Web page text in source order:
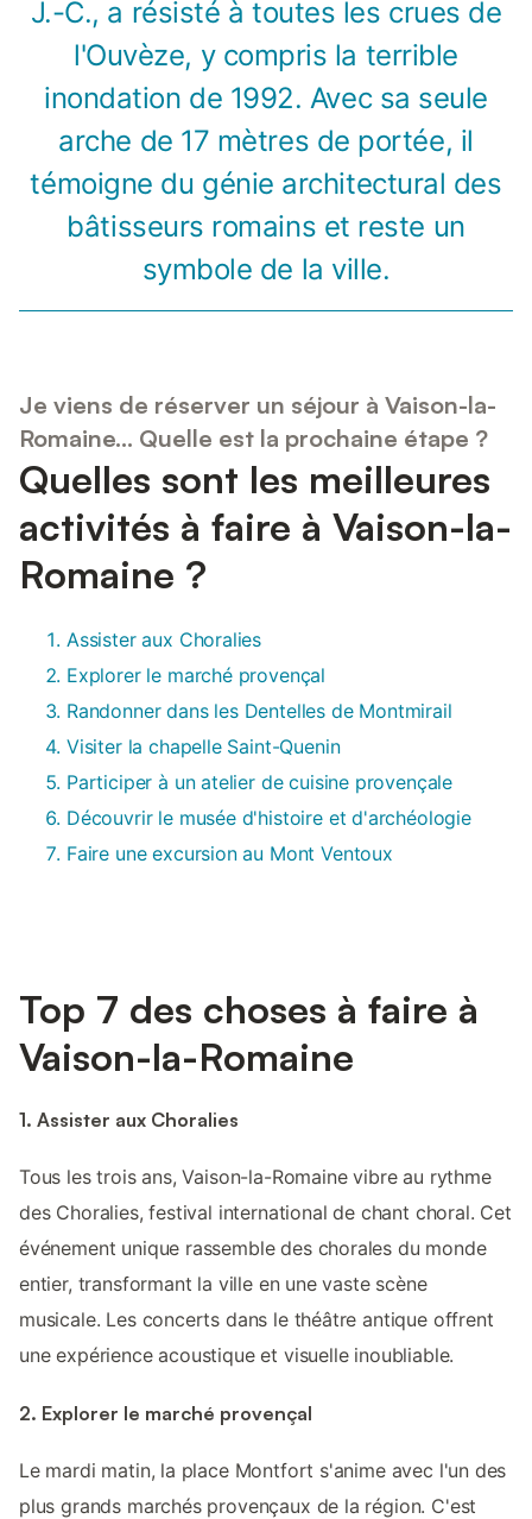
J.-C., a résisté à toutes les crues de
l'Ouvèze, y compris la terrible
inondation de 1992. Avec sa seule
arche de 17 mètres de portée, il
témoigne du génie architectural des
bâtisseurs romains et reste un
symbole de la ville.
Je viens de réserver un séjour à Vaison-la-
Romaine... Quelle est la prochaine étape ?
Quelles sont les meilleures
activités à faire à Vaison-la-
Romaine ?
Assister aux Choralies
Explorer le marché provençal
Randonner dans les Dentelles de Montmirail
Visiter la chapelle Saint-Quenin
Participer à un atelier de cuisine provençale
Découvrir le musée d'histoire et d'archéologie
Faire une excursion au Mont Ventoux
Top 7 des choses à faire à
Vaison-la-Romaine
1. Assister aux Choralies
Tous les trois ans, Vaison-la-Romaine vibre au rythme
des Choralies, festival international de chant choral. Cet
événement unique rassemble des chorales du monde
entier, transformant la ville en une vaste scène
musicale. Les concerts dans le théâtre antique offrent
une expérience acoustique et visuelle inoubliable.
2. Explorer le marché provençal
Le mardi matin, la place Montfort s'anime avec l'un des
plus grands marchés provençaux de la région. C'est